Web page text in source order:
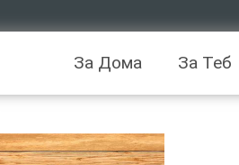
За Дома За Теб